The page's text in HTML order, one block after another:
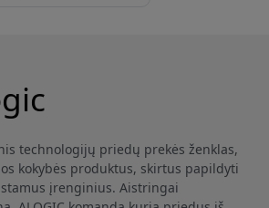
technologijų priedų prekės ženklas,
kokybės produktus, skirtus papildyti
įrenginius. Aistringai